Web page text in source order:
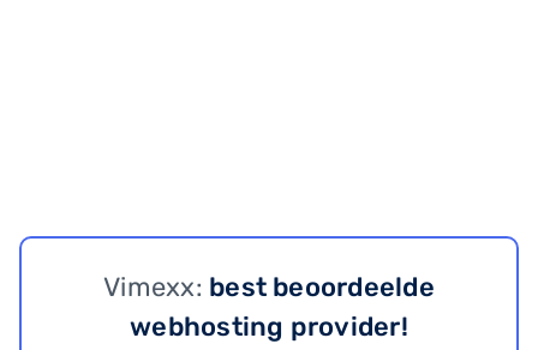
Vimexx: best beoordeelde
webhosting provider!